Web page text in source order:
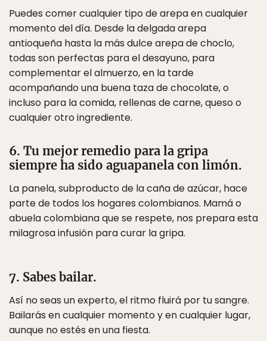
Puedes comer cualquier tipo de arepa en cualquier
momento del día. Desde la delgada arepa
antioqueña hasta la más dulce arepa de choclo,
todas son perfectas para el desayuno, para
complementar el almuerzo, en la tarde
acompañando una buena taza de chocolate, o
incluso para la comida, rellenas de carne, queso o
cualquier otro ingrediente.
6. Tu mejor remedio para la gripa
siempre ha sido aguapanela con limón.
La panela, subproducto de la caña de azúcar, hace
parte de todos los hogares colombianos. Mamá o
abuela colombiana que se respete, nos prepara esta
milagrosa infusión para curar la gripa.
7. Sabes bailar.
Así no seas un experto, el ritmo fluirá por tu sangre.
Bailarás en cualquier momento y en cualquier lugar,
aunque no estés en una fiesta.